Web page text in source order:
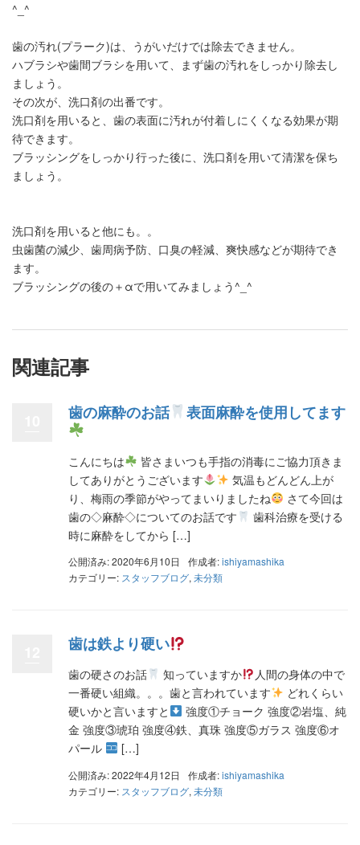
^_^
歯の汚れ(プラーク)は、うがいだけでは除去できません。
ハブラシや歯間ブラシを用いて、まず歯の汚れをしっかり除去し
ましょう。
その次が、洗口剤の出番です。
洗口剤を用いると、歯の表面に汚れが付着しにくくなる効果が期
待できます。
ブラッシングをしっかり行った後に、洗口剤を用いて清潔を保ち
ましょう。
洗口剤を用いると他にも。。
虫歯菌の減少、歯周病予防、口臭の軽減、爽快感などが期待でき
ます。
ブラッシングの後の＋αで用いてみましょう^_^
関連記事
歯の麻酔のお話 表面麻酔を使用してます
こんにちは
皆さまいつも手指の消毒にご協力頂きま
してありがとうございます
気温もどんどん上が
り、梅雨の季節がやってまいりましたね
さて今回は
歯の◇麻酔◇についてのお話です
歯科治療を受ける
時に麻酔をしてから […]
公開済み: 2020年6月10日 作成者:ishiyamashika
カテゴリー: スタッフブログ, 未分類
歯は鉄より硬い
歯の硬さのお話 知っていますか
人間の身体の中で
一番硬い組織。。。歯と言われています
どれくらい
硬いかと言いますと
強度①チョーク 強度②岩塩、純
金 強度③琥珀 強度④鉄、真珠 強度⑤ガラス 強度⑥オ
パール
[…]
公開済み: 2022年4月12日 作成者:ishiyamashika
カテゴリー: スタッフブログ, 未分類